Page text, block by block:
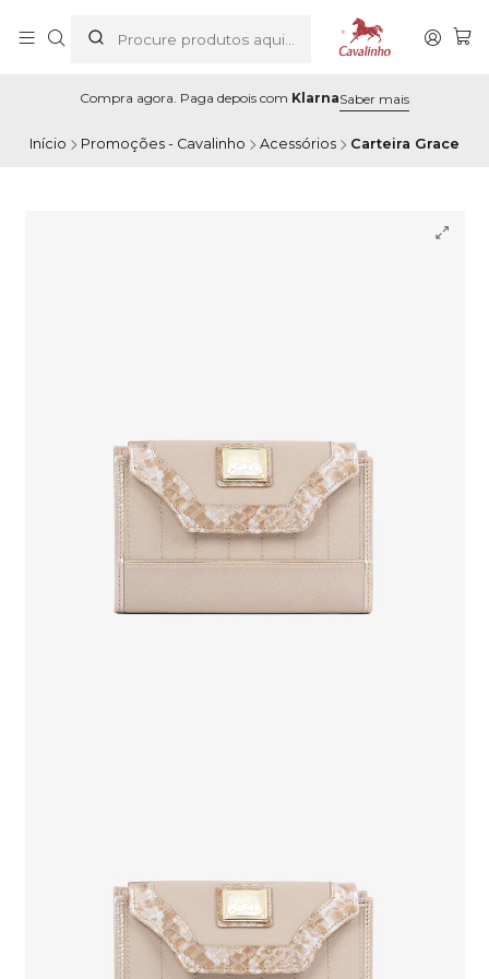
Compra agora. Paga depois com KlarnaSaber mais
Início Promoções - Cavalinho Acessórios Carteira Grace